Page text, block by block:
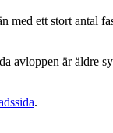
ett stort antal
avloppen är äldre
.